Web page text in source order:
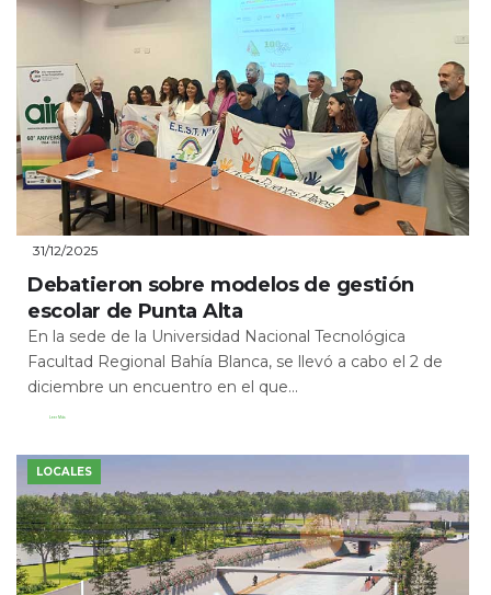
31/12/2025
Debatieron sobre modelos de gestión
escolar de Punta Alta
En la sede de la Universidad Nacional Tecnológica
Facultad Regional Bahía Blanca, se llevó a cabo el 2 de
diciembre un encuentro en el que...
Leer Más
LOCALES